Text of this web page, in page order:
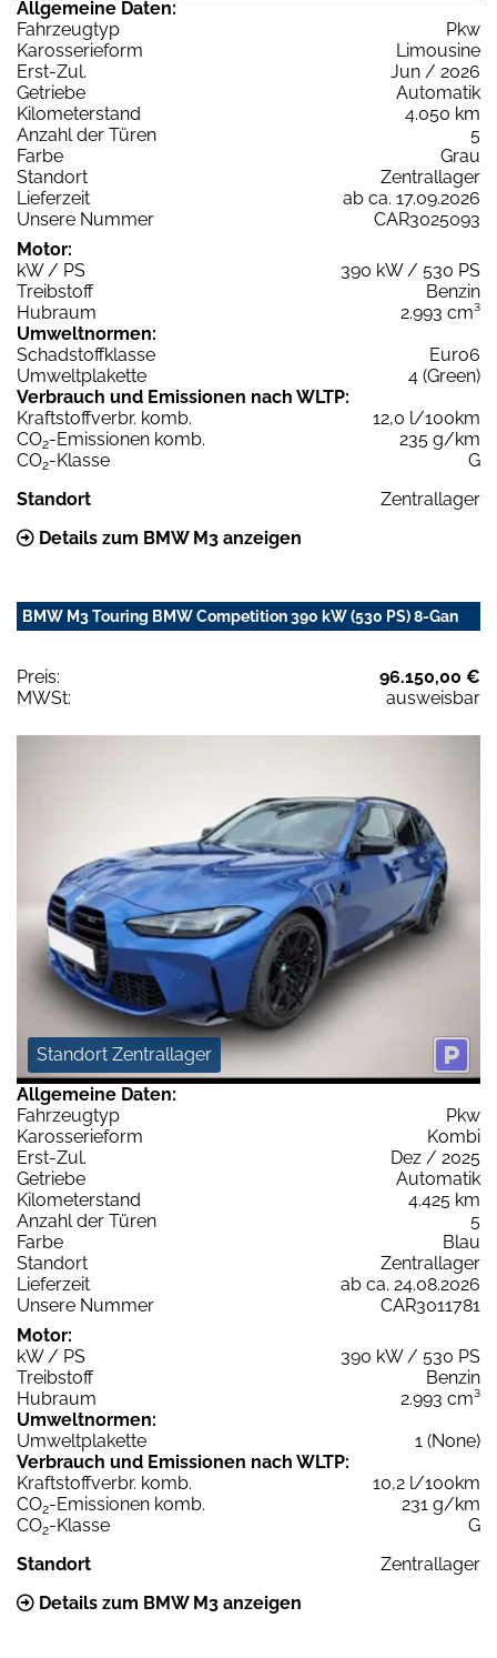
Allgemeine Daten:
Fahrzeugtyp
Pkw
Karosserieform
Limousine
Erst-Zul.
Jun / 2026
Getriebe
Automatik
Kilometerstand
4.050 km
Anzahl der Türen
5
Farbe
Grau
Standort
Zentrallager
Lieferzeit
ab ca. 17.09.2026
Unsere Nummer
CAR3025093
Motor:
kW / PS
390 kW / 530 PS
Treibstoff
Benzin
Hubraum
2.993 cm³
Umweltnormen:
Schadstoffklasse
Euro6
Umweltplakette
4 (Green)
Verbrauch und Emissionen nach WLTP:
Kraftstoffverbr. komb.
12,0 l/100km
CO2-Emissionen komb.
235 g/km
CO2-Klasse
G
Standort
Zentrallager
Details zum BMW M3 anzeigen
BMW M3 Touring BMW Competition 390 kW (530 PS) 8-Gan
Preis:
96.150,00 €
MWSt:
ausweisbar
Standort Zentrallager
Allgemeine Daten:
Fahrzeugtyp
Pkw
Karosserieform
Kombi
Erst-Zul.
Dez / 2025
Getriebe
Automatik
Kilometerstand
4.425 km
Anzahl der Türen
5
Farbe
Blau
Standort
Zentrallager
Lieferzeit
ab ca. 24.08.2026
Unsere Nummer
CAR3011781
Motor:
kW / PS
390 kW / 530 PS
Treibstoff
Benzin
Hubraum
2.993 cm³
Umweltnormen:
Umweltplakette
1 (None)
Verbrauch und Emissionen nach WLTP:
Kraftstoffverbr. komb.
10,2 l/100km
CO2-Emissionen komb.
231 g/km
CO2-Klasse
G
Standort
Zentrallager
Details zum BMW M3 anzeigen